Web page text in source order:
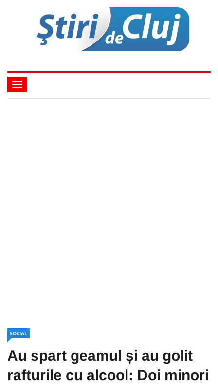
SOCIAL
Au spart geamul și au golit
rafturile cu alcool: Doi minori